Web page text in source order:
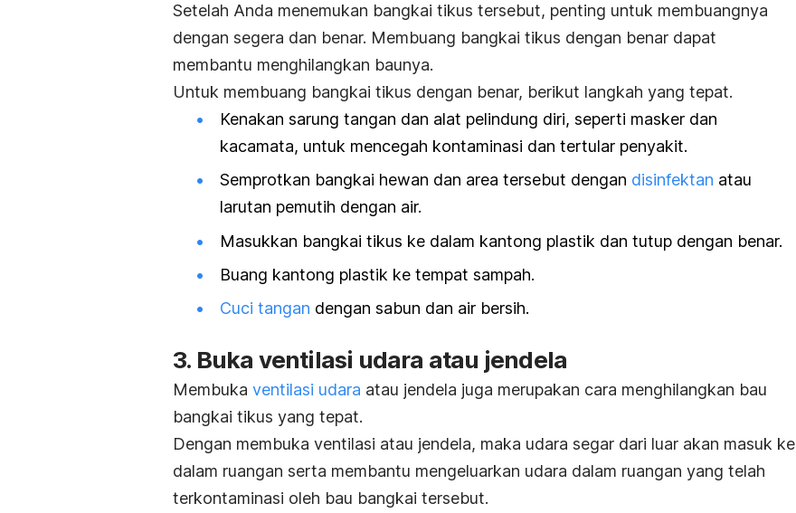
Setelah Anda menemukan bangkai tikus tersebut, penting untuk membuangnya
dengan segera dan benar. Membuang bangkai tikus dengan benar dapat
membantu menghilangkan baunya.
Untuk membuang bangkai tikus dengan benar, berikut langkah yang tepat.
Kenakan sarung tangan dan alat pelindung diri, seperti masker dan
kacamata, untuk mencegah kontaminasi dan tertular penyakit.
Semprotkan bangkai hewan dan area tersebut dengan disinfektan atau
larutan pemutih dengan air.
Masukkan bangkai tikus ke dalam kantong plastik dan tutup dengan benar.
Buang kantong plastik ke tempat sampah.
Cuci tangan dengan sabun dan air bersih.
3. Buka ventilasi udara atau jendela
Membuka ventilasi udara atau jendela juga merupakan cara menghilangkan bau
bangkai tikus yang tepat.
Dengan membuka ventilasi atau jendela, maka udara segar dari luar akan masuk ke
dalam ruangan serta membantu mengeluarkan udara dalam ruangan yang telah
terkontaminasi oleh bau bangkai tersebut.